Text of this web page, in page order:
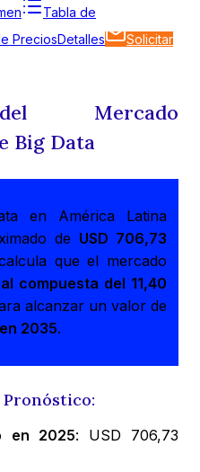
Tabla de
PreciosDetalles
Solicitar
Mercado
Big Data
en América Latina
de USD 706,73
que el mercado
compuesta del 11,40
alcanzar un valor de
2035.
Pronóstico:
en 2025: USD 706,73